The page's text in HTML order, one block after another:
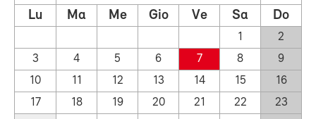
Lu Ma Me Gio Ve Sa Do
1
2
3
4 5 6 7 8
9
10
11 12 13 14 15
16
17
18 19 20 21 22
23